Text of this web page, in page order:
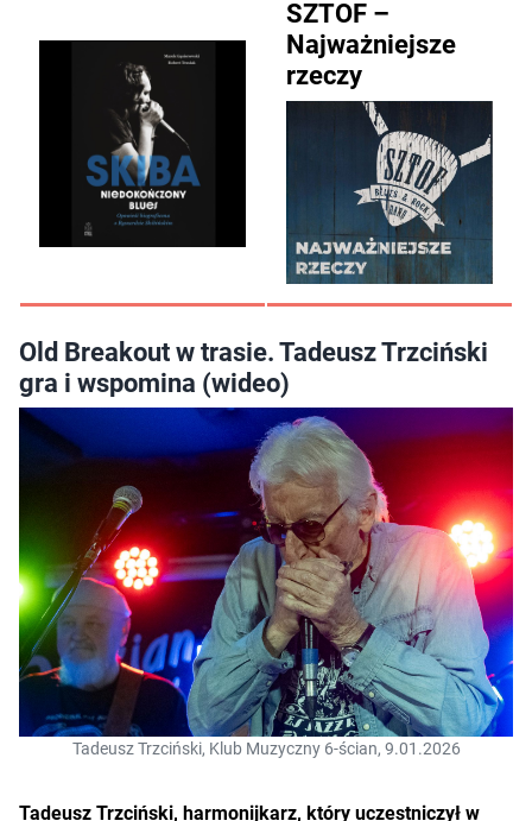
SZTOF –
Najważniejsze
rzeczy
Old Breakout w trasie. Tadeusz Trzciński
gra i wspomina (wideo)
Tadeusz Trzciński, Klub Muzyczny 6-ścian, 9.01.2026
Tadeusz Trzciński, harmonijkarz, który uczestniczył w